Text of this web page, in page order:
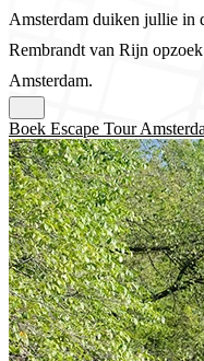
Amsterdam duiken jullie in
Rembrandt van Rijn
Amsterdam.
Boek Escape Tour